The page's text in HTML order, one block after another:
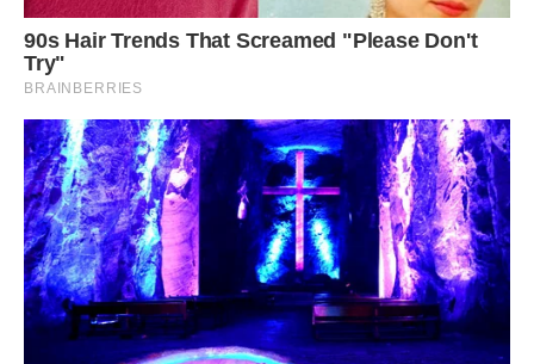
знову затрималася на заняттях.
Мені здалося, що все всередині обірвалося. Я стояла
перед нею, її донька, яка живе з нею, доглядає за нею,
витрачає всі свої гроші на її ліки, а вона мене не впізнає.